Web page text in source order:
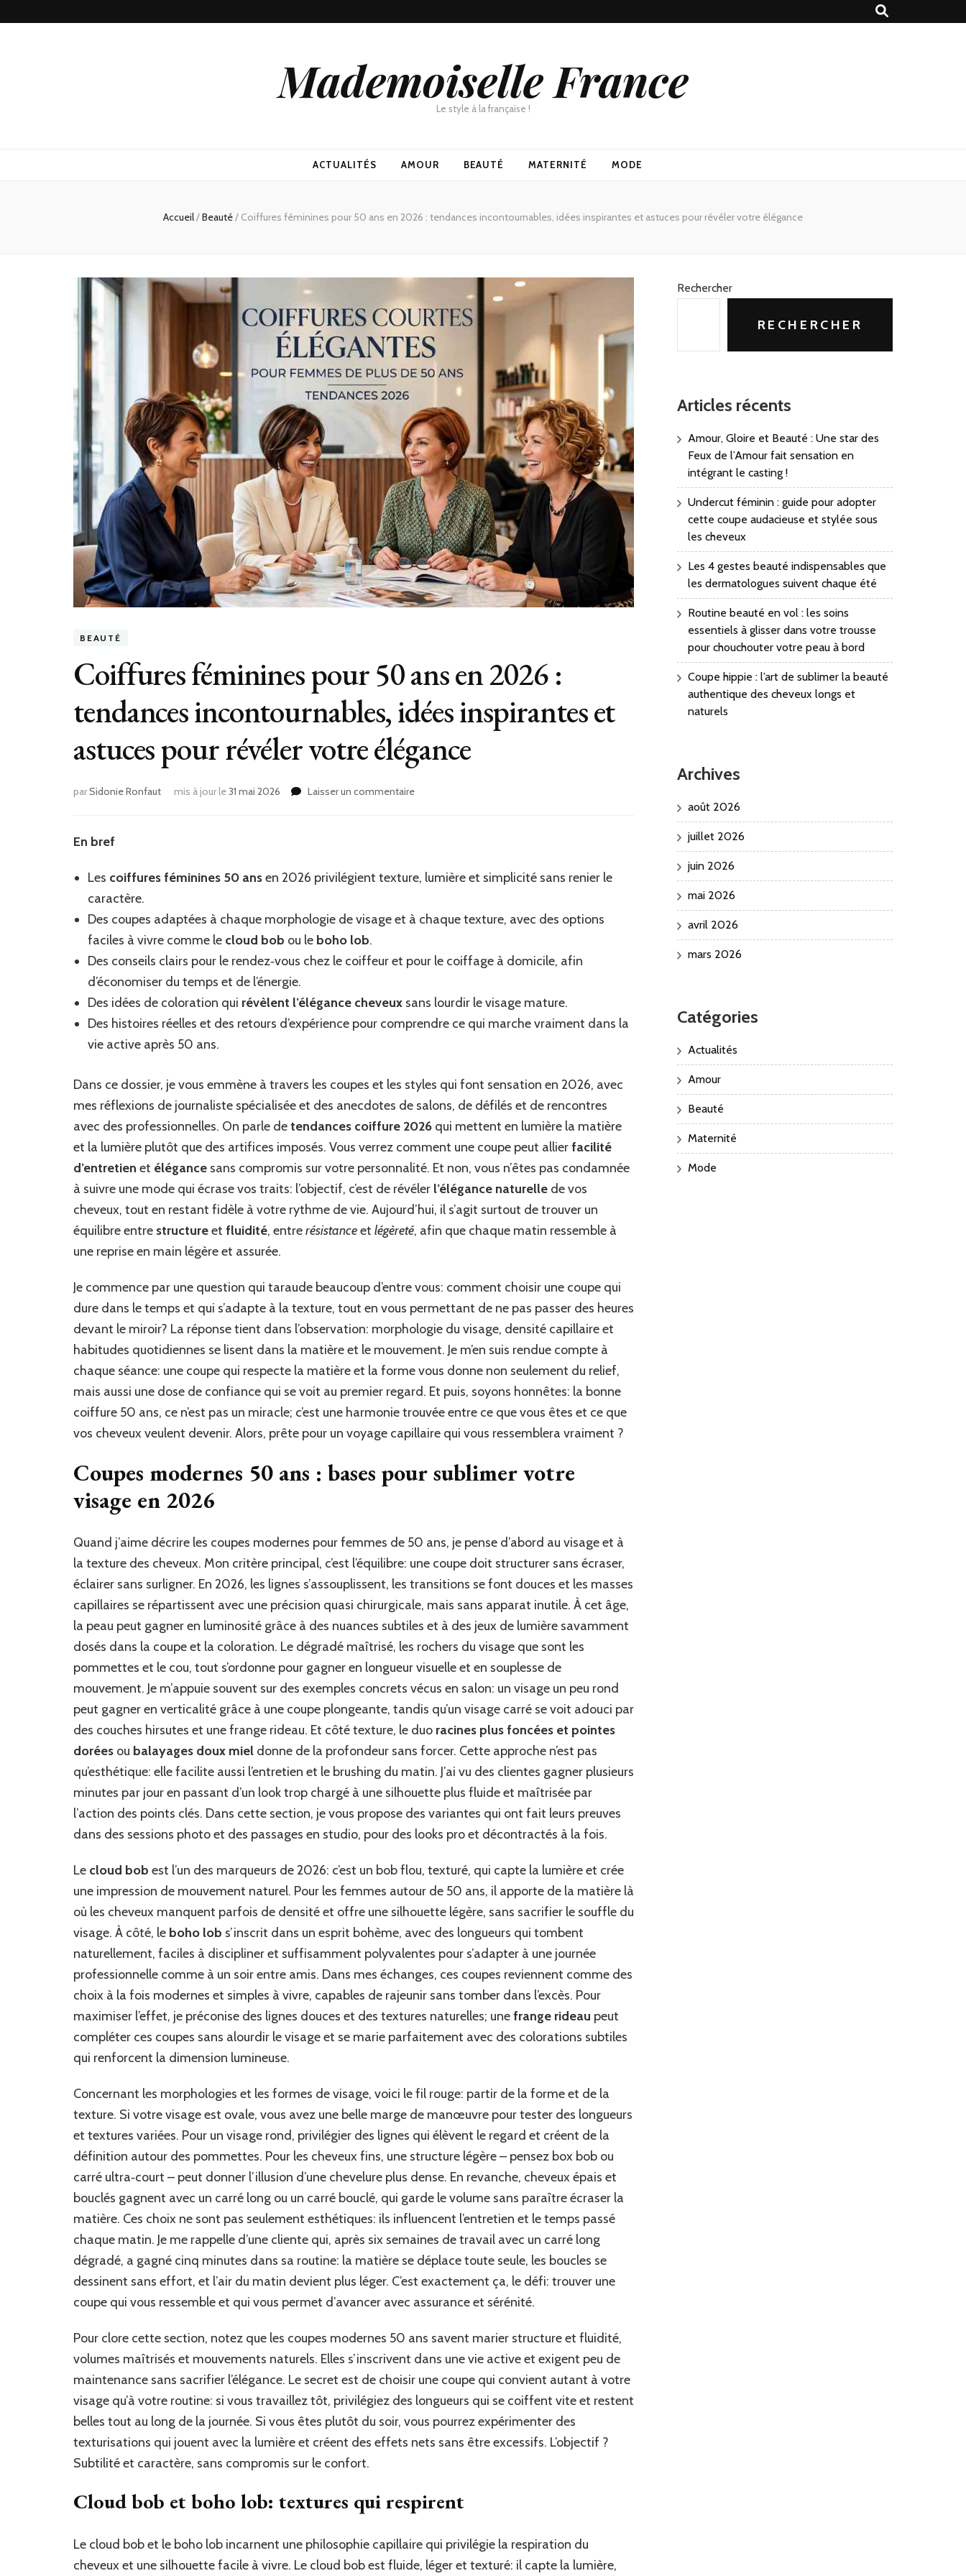
Mademoiselle France
Le style à la française !
ACTUALITÉS AMOUR BEAUTÉ MATERNITÉ MODE
Accueil/Beauté/ Coiffures féminines pour 50 ans en 2026 : tendances incontournables, idées inspirantes et astuces pour révéler votre élégance
BEAUTÉ
Coiffures féminines pour 50 ans en 2026 :
tendances incontournables, idées inspirantes et
astuces pour révéler votre élégance
parSidonie Ronfaut mis à jour le31 mai 2026 Laisser un commentairesur
en
tendances
idées
astuces
révéler
En bref
Les coiffures féminines 50 ansen 2026 privilégient texture, lumière et simplicité sans renier le
caractère.
Des coupes adaptées à chaque morphologie de visage et à chaque texture, avec des options
faciles à vivre comme le cloud bob ou le boho lob.
Des conseils clairs pour le rendez‑vous chez le coiffeur et pour le coiffage à domicile, afin
d’économiser du temps et de l’énergie.
Des idées de coloration qui révèlent l’élégance cheveux sans lourdir le visage mature.
Des histoires réelles et des retours d’expérience pour comprendre ce qui marche vraiment dans la
vie active après 50 ans.
Dans ce dossier, je vous emmène à travers les coupes et les styles qui font sensation en 2026, avec
mes réflexions de journaliste spécialisée et des anecdotes de salons, de défilés et de rencontres
avec des professionnelles. On parle detendances coiffure 2026 qui mettent en lumière la matière
et la lumière plutôt que des artifices imposés. Vous verrez comment une coupe peut allierfacilité
d’entretien et élégance sans compromis sur votre personnalité. Et non, vous n’êtes pas condamnée
à suivre une mode qui écrase vos traits: l’objectif, c’est de révéler l’élégance naturelle de vos
cheveux, tout en restant fidèle à votre rythme de vie. Aujourd’hui, il s’agit surtout de trouver un
équilibre entre structureet fluidité, entrerésistanceet légèreté, afin que chaque matin ressemble à
une reprise en main légère et assurée.
Je commence par une question qui taraude beaucoup d’entre vous: comment choisir une coupe qui
dure dans le temps et qui s’adapte à la texture, tout en vous permettant de ne pas passer des heures
devant le miroir? La réponse tient dans l’observation: morphologie du visage, densité capillaire et
habitudes quotidiennes se lisent dans la matière et le mouvement. Je m’en suis rendue compte à
chaque séance: une coupe qui respecte la matière et la forme vous donne non seulement du relief,
mais aussi une dose de confiance qui se voit au premier regard. Et puis, soyons honnêtes: la bonne
coiffure 50 ans, ce n’est pas un miracle; c’est une harmonie trouvée entre ce que vous êtes et ce que
vos cheveux veulent devenir. Alors, prête pour un voyage capillaire qui vous ressemblera vraiment ?
Coupes modernes 50 ans : bases pour sublimer votre
visage en 2026
Quand j’aime décrire les coupes modernes pour femmes de 50 ans, je pense d’abord au visage et à
la texture des cheveux. Mon critère principal, c’est l’équilibre: une coupe doit structurer sans écraser,
éclairer sans surligner. En 2026, les lignes s’assouplissent, les transitions se font douces et les masses
capillaires se répartissent avec une précision quasi chirurgicale, mais sans apparat inutile. À cet âge,
la peau peut gagner en luminosité grâce à des nuances subtiles et à des jeux de lumière savamment
dosés dans la coupe et la coloration. Le dégradé maîtrisé, les rochers du visage que sont les
pommettes et le cou, tout s’ordonne pour gagner en longueur visuelle et en souplesse de
mouvement. Je m’appuie souvent sur des exemples concrets vécus en salon: un visage un peu rond
peut gagner en verticalité grâce à une coupe plongeante, tandis qu’un visage carré se voit adouci par
des couches hirsutes et une frange rideau. Et côté texture, le duo racines plus foncées et pointes
dorées ou balayages doux miel donne de la profondeur sans forcer. Cette approche n’est pas
qu’esthétique: elle facilite aussi l’entretien et le brushing du matin. J’ai vu des clientes gagner plusieurs
minutes par jour en passant d’un look trop chargé à une silhouette plus fluide et maîtrisée par
l’action des points clés. Dans cette section, je vous propose des variantes qui ont fait leurs preuves
dans des sessions photo et des passages en studio, pour des looks pro et décontractés à la fois.
Le cloud bob est l’un des marqueurs de 2026: c’est un bob flou, texturé, qui capte la lumière et crée
une impression de mouvement naturel. Pour les femmes autour de 50 ans, il apporte de la matière là
où les cheveux manquent parfois de densité et offre une silhouette légère, sans sacrifier le souffle du
visage. À côté, le boho lob s’inscrit dans un esprit bohème, avec des longueurs qui tombent
naturellement, faciles à discipliner et suffisamment polyvalentes pour s’adapter à une journée
professionnelle comme à un soir entre amis. Dans mes échanges, ces coupes reviennent comme des
choix à la fois modernes et simples à vivre, capables de rajeunir sans tomber dans l’excès. Pour
maximiser l’effet, je préconise des lignes douces et des textures naturelles; unefrange rideau peut
compléter ces coupes sans alourdir le visage et se marie parfaitement avec des colorations subtiles
qui renforcent la dimension lumineuse.
Concernant les morphologies et les formes de visage, voici le fil rouge: partir de la forme et de la
texture. Si votre visage est ovale, vous avez une belle marge de manœuvre pour tester des longueurs
et textures variées. Pour un visage rond, privilégier des lignes qui élèvent le regard et créent de la
définition autour des pommettes. Pour les cheveux fins, une structure légère – pensez box bob ou
carré ultra‑court – peut donner l’illusion d’une chevelure plus dense. En revanche, cheveux épais et
bouclés gagnent avec un carré long ou un carré bouclé, qui garde le volume sans paraître écraser la
matière. Ces choix ne sont pas seulement esthétiques: ils influencent l’entretien et le temps passé
chaque matin. Je me rappelle d’une cliente qui, après six semaines de travail avec un carré long
dégradé, a gagné cinq minutes dans sa routine: la matière se déplace toute seule, les boucles se
dessinent sans effort, et l’air du matin devient plus léger. C’est exactement ça, le défi: trouver une
coupe qui vous ressemble et qui vous permet d’avancer avec assurance et sérénité.
Pour clore cette section, notez que les coupes modernes 50 ans savent marier structure et fluidité,
volumes maîtrisés et mouvements naturels. Elles s’inscrivent dans une vie active et exigent peu de
maintenance sans sacrifier l’élégance. Le secret est de choisir une coupe qui convient autant à votre
visage qu’à votre routine: si vous travaillez tôt, privilégiez des longueurs qui se coiffent vite et restent
belles tout au long de la journée. Si vous êtes plutôt du soir, vous pourrez expérimenter des
texturisations qui jouent avec la lumière et créent des effets nets sans être excessifs. L’objectif ?
Subtilité et caractère, sans compromis sur le confort.
Cloud bob et boho lob: textures qui respirent
Le cloud bob et le boho lob incarnent une philosophie capillaire qui privilégie la respiration du
cheveux et une silhouette facile à vivre. Le cloud bob est fluide, léger et texturé: il capte la lumière,
Rechercher
RECHERCHER
Articles récents
Amour, Gloire et Beauté : Une star des
Feux de l’Amour fait sensation en
intégrant le casting !
Undercut féminin : guide pour adopter
cette coupe audacieuse et stylée sous
les cheveux
Les 4 gestes beauté indispensables que
les dermatologues suivent chaque été
Routine beauté en vol : les soins
essentiels à glisser dans votre trousse
pour chouchouter votre peau à bord
Coupe hippie : l’art de sublimer la beauté
authentique des cheveux longs et
naturels
Archives
août 2026
juillet 2026
juin 2026
mai 2026
avril 2026
mars 2026
Catégories
Actualités
Amour
Beauté
Maternité
Mode